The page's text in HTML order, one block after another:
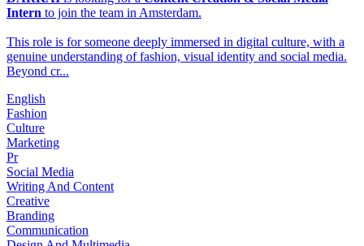
Intern to join the team in Amsterdam.
This role is for someone deeply immersed in digital culture, with a
genuine understanding of fashion, visual identity and social media.
Beyond cr...
English
Fashion
Culture
Marketing
Pr
Social Media
Writing And Content
Creative
Branding
Communication